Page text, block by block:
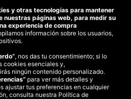
Intensa) y consiste en un método
vello no deseado en cualquier
tras un número de
características del vello y la piel
adaptarán la longitud de
tu color de piel, así como al color y
Colectivia
de privacidad|Política de cookies
de verano 2020
y otras tecnologías para mantener
nuestras páginas web, para medir su
experiencia de compra
información sobre los usuarios,
, nos das tu consentimiento; si lo
cookies esenciales y,
ningún contenido personalizado.
para ver más detalles y
ajustar tus preferencias en cualquier
consulta nuestra Política de